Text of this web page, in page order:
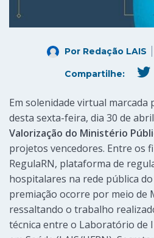
Por Redação LAIS
Compartilhe:
Em solenidade virtual marcada
desta sexta-feira, dia 30 de
Valorização do Ministério
projetos vencedores. Entre os
RegulaRN, plataforma de
hospitalares na rede pública
premiação ocorre por meio de
ressaltando o trabalho
técnica entre o Laboratório de